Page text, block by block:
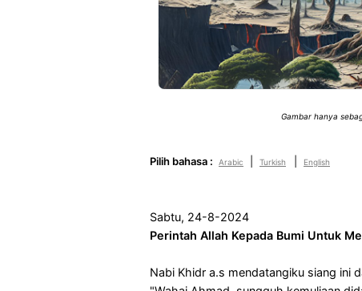
Gambar hanya
Pilih bahasa : Arabic Turkish English
Sabtu, 24-8-2024
Perintah Allah Kepada Bumi Untuk
Nabi Khidr a.s mendatangiku siang ini